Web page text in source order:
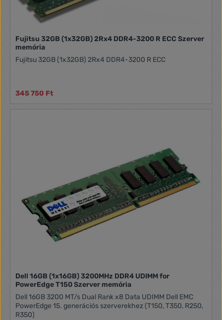
Fujitsu 32GB (1x32GB) 2Rx4 DDR4-3200 R ECC Szerver
memória
Fujitsu 32GB (1x32GB) 2Rx4 DDR4-3200 R ECC
345 750 Ft
Dell 16GB (1x16GB) 3200MHz DDR4 UDIMM for
PowerEdge T150 Szerver memória
Dell 16GB 3200 MT/s Dual Rank x8 Data UDIMM Dell EMC
PowerEdge 15. generációs szerverekhez (T150, T350, R250,
R350)